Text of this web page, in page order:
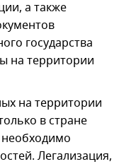
а также
государства
на территории
на территории
в стране
Легализация,